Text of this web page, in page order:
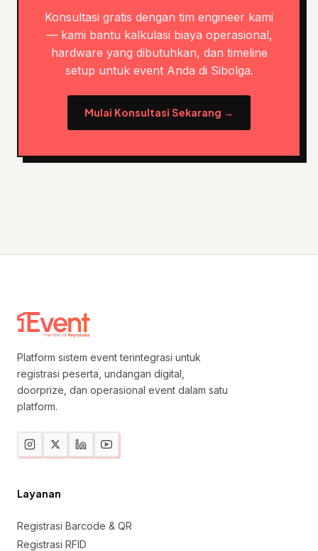
Konsultasi gratis dengan tim engineer kami
— kami bantu kalkulasi biaya operasional,
hardware yang dibutuhkan, dan timeline
setup untuk event Anda di Sibolga.
Mulai Konsultasi Sekarang →
Platform sistem event terintegrasi untuk
registrasi peserta, undangan digital,
doorprize, dan operasional event dalam satu
platform.
Layanan
Registrasi Barcode & QR
Registrasi RFID